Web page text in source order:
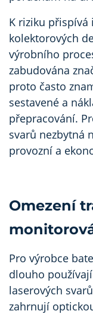
K riziku přispívá
kolektorových
výrobního
zabudována
proto často
sestavené a
přepracování.
svarů nezbytná
provozní a
Omezení
Pro výrobce
dlouho
laserových
zahrnují